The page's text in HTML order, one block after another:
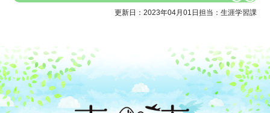
更新日：2023年04月01日 担当：生涯学習課